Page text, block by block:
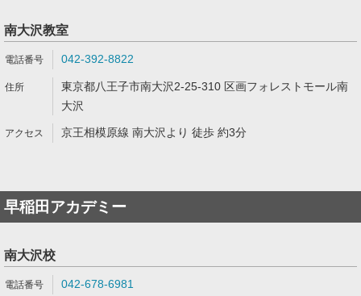
南大沢教室
042-392-8822
東京都八王子市南大沢2-25-310 区画フォレストモール南
大沢
京王相模原線 南大沢より 徒歩 約3分
早稲田アカデミー
南大沢校
042-678-6981